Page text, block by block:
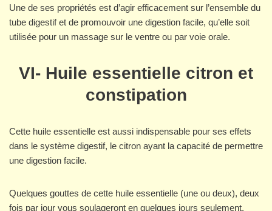
Une de ses propriétés est d’agir efficacement sur l’ensemble du
tube digestif et de promouvoir une digestion facile, qu’elle soit
utilisée pour un massage sur le ventre ou par voie orale.
VI- Huile essentielle citron et
constipation
Cette huile essentielle est aussi indispensable pour ses effets
dans le système digestif, le citron ayant la capacité de permettre
une digestion facile.
Quelques gouttes de cette huile essentielle (une ou deux), deux
fois par jour vous soulageront en quelques jours seulement.